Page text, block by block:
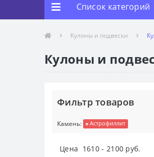
Список категорий
Кулоны и подвески
Кулоны и
Фильтр товаров
Камень: Астрофиллит
Цена 1610 - 2100 руб.